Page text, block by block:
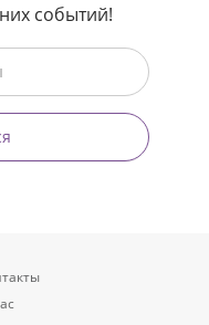
событий!